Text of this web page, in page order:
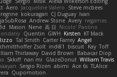
Aero Jacqueline Valero
Steve mcbees
kokuragari CJ Duguay Ivan
Andrew Stone Avery rwgames
Mason Nene 高 日 Nicolo' Paolino
Quentin GWH Kirsten KT Mack
Tal Smith Carter Farrey Angel
Zsolt indi81 biscuit Kay Toff
Thirlaway David Brown
Babacar Diop
Skkiff nan mi GlazeDonut William Travis
Sergio Rizen abimi Ace 6s TLAlice
Qupomotion